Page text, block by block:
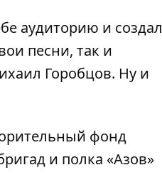
аудиторию и создал
песни, так и
Горобцов. Ну и
фонд
и полка «Азов»